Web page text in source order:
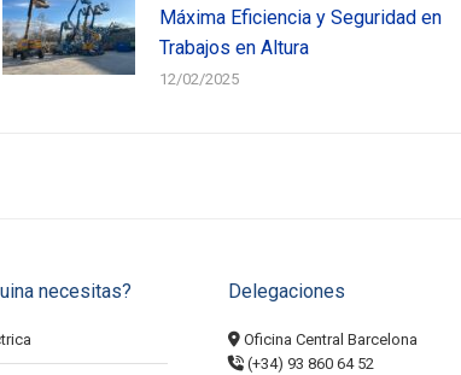
Máxima Eficiencia y Seguridad en
Trabajos en Altura
12/02/2025
necesitas? Delegaciones
Oficina Central Barcelona
(+34) 93 860 64 52